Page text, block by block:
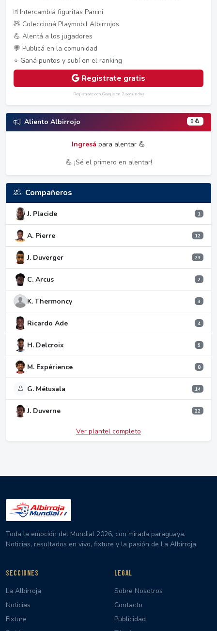
🃏 Intercambiá figuritas Panini
🧸 Coleccioná Playmobil Albirrojos
💪 Alentá a los jugadores
💬 Publicá en la comunidad
⭐ Ganá puntos y subí en el ranking
Registrate gratis
Registrate con Google en 2 segundos
Aliento Albirrojo 0 💪
Ingresá para alentar 💪
💪 ¡Sé el primero en alentar!
Compañeros
J. Placide 1
A. Pierre 12
J. Duverger 23
C. Arcus 2
K. Thermoncy 3
Ricardo Ade 4
H. Delcroix 5
M. Expérience 8
G. Métusala 14
J. Duverne 22
Ver plantel completo
Toda la emoción del Mundial 2026, con mirada paraguaya.
Noticias, resultados en vivo, fixture y la pasión de La Albirroja.
SECCIONES
La Albirroja
Noticias
Fixture
LEGAL
Sobre Nosotros
Contacto
Publicidad